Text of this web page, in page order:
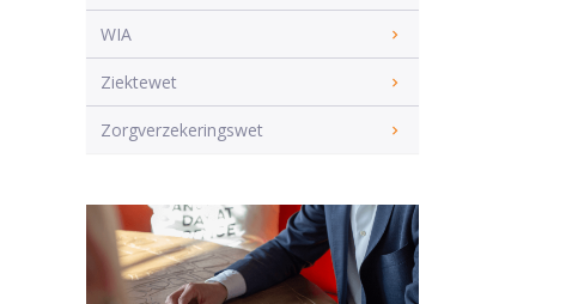
WIA
Ziektewet
Zorgverzekeringswet